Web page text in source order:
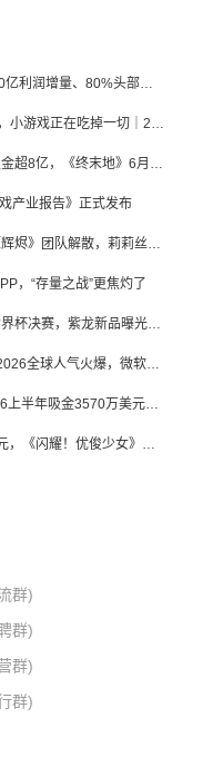
游戏AI“账本”公开：500亿利润增量、80%头部入局，谁在闷声发财？
端游“复活”，出海狂飙，小游戏正在吃掉一切｜2026上半年产业报告
仅苹果谷歌商店半年吸金超8亿，《终末地》6月份收入显著回暖
产业报告》正式发布
腾讯曝百亿收购案，《辉烬》团队解散，莉莉丝新作曝光｜陀螺周报
，“存量之战”更焦灼了
三七网易Avia放假看世界杯决赛，紫龙新品曝光，米哈游新作上线 | 陀螺周报
暑期档新作扎堆，BW2026全球人气火爆，微软XBOX大裁员|陀螺周报
《皮克敏 Bloom》2026上半年吸金3570万美元，中国台湾成最大市场
出海首年营收超1亿美元，《闪耀！优俊少女》美国市场占比达七成
群)
群)
群)
群)